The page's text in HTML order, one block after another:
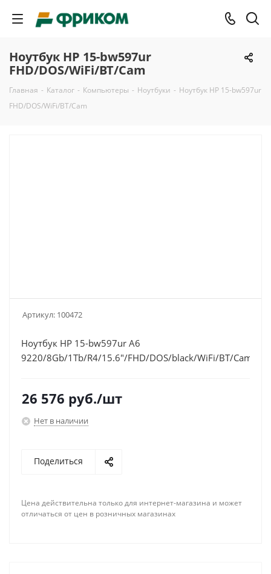
Ноутбук HP 15-bw597ur
FHD/DOS/WiFi/BT/Cam
Главная - Каталог - Компьютеры - Ноутбуки - Ноутбук HP 15-bw597ur
FHD/DOS/WiFi/BT/Cam
Артикул: 100472
Ноутбук HP 15-bw597ur A6
9220/8Gb/1Tb/R4/15.6"/FHD/DOS/black/WiFi/BT/Cam
26 576 руб./шт
Нет в наличии
Поделиться
Цена действительна только для интернет-магазина и может
отличаться от цен в розничных магазинах